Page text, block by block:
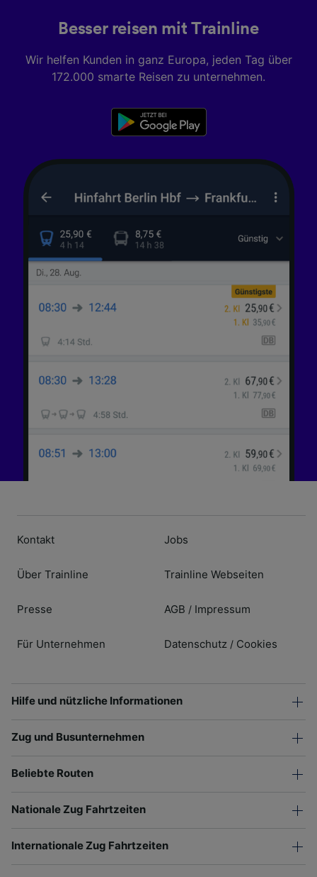
Besser reisen mit Trainline
Wir helfen Kunden in ganz Europa, jeden Tag über
172.000 smarte Reisen zu unternehmen.
Kontakt
Über Trainline
Presse
Für Unternehmen
Jobs
Trainline Webseiten
AGB / Impressum
Datenschutz / Cookies
Hilfe und nützliche Informationen
Zug und Busunternehmen
Beliebte Routen
Nationale Zug Fahrtzeiten
Internationale Zug Fahrtzeiten